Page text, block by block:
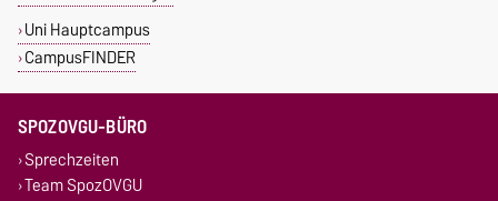
Uni Hauptcampus
CampusFINDER
SPOZOVGU-BÜRO
Sprechzeiten
Team SpozOVGU